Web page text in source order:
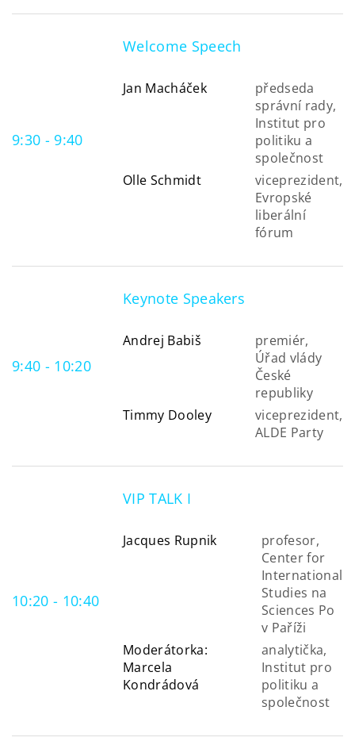
9:30 - 9:40
Welcome Speech
Jan Macháček
předseda
správní rady,
Institut pro
politiku a
společnost
Olle Schmidt
viceprezident,
Evropské
liberální
fórum
9:40 - 10:20
Keynote Speakers
Andrej Babiš
premiér,
Úřad vlády
České
republiky
Timmy Dooley
viceprezident,
ALDE Party
10:20 - 10:40
VIP TALK I
Jacques Rupnik
profesor,
Center for
International
Studies na
Sciences Po
v Paříži
Moderátorka:
Marcela
Kondrádová
analytička,
Institut pro
politiku a
společnost